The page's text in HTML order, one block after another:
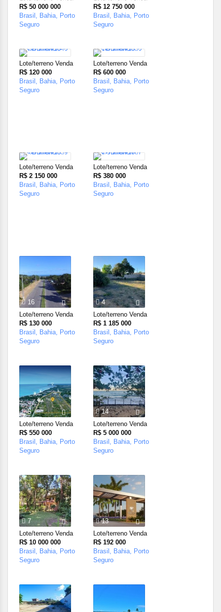
R$ 50 000 000
Brasil, Bahia, Porto
Seguro
R$ 12 750 000
Brasil, Bahia, Porto
Seguro
1
Lote/terreno Venda
R$ 120 000
Brasil, Bahia, Porto
Seguro
9
Lote/terreno Venda
R$ 600 000
Brasil, Bahia, Porto
Seguro
8
Lote/terreno Venda
R$ 2 150 000
Brasil, Bahia, Porto
Seguro
28
Lote/terreno Venda
R$ 380 000
Brasil, Bahia, Porto
Seguro
16
Lote/terreno Venda
R$ 130 000
Brasil, Bahia, Porto
Seguro
4
Lote/terreno Venda
R$ 1 185 000
Brasil, Bahia, Porto
Seguro
5
Lote/terreno Venda
R$ 550 000
Brasil, Bahia, Porto
Seguro
14
Lote/terreno Venda
R$ 5 000 000
Brasil, Bahia, Porto
Seguro
7
Lote/terreno Venda
R$ 10 000 000
Brasil, Bahia, Porto
Seguro
13
Lote/terreno Venda
R$ 192 000
Brasil, Bahia, Porto
Seguro